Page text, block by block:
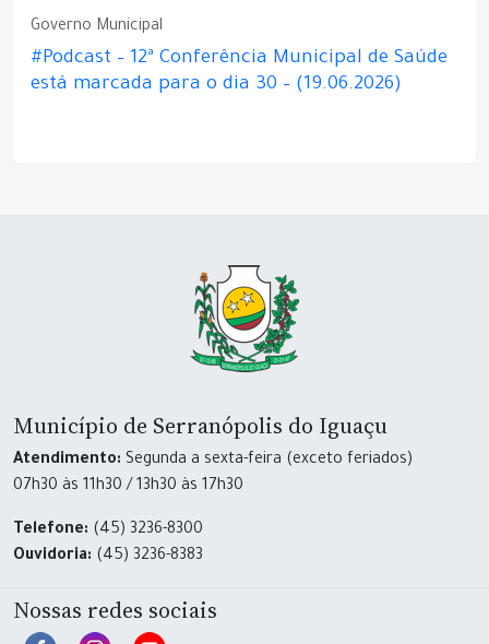
Governo Municipal
#Podcast – 12ª Conferência Municipal de Saúde
está marcada para o dia 30 – (19.06.2026)
Município de Serranópolis do Iguaçu
Atendimento: Segunda a sexta-feira (exceto feriados)
07h30 às 11h30 / 13h30 às 17h30
Telefone: (45) 3236-8300
Ouvidoria: (45) 3236-8383
Nossas redes sociais